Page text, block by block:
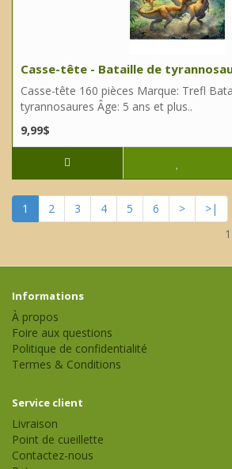
Casse-tête - Bataille de
Casse-tête 160 pièces Marque: Trefl
tyrannosaures Âge: 5 ans et plus..
9,99$
1 2 3 4 5 6 >
>|
Informations
À propos
Foire aux questions
Politique de confidentialité
Termes & Conditions
Service client
Livraison
Point de cueillette
Contactez-nous